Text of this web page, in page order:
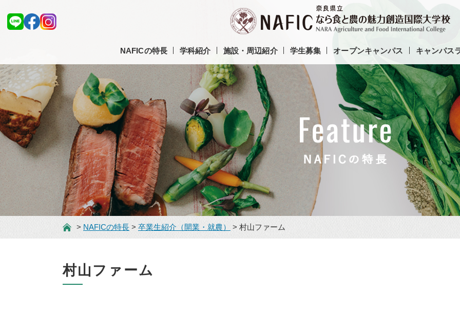
NAFICの特長 学科紹介 施設・周辺紹介 学生募集 オープンキャンパス キャンパス
> NAFICの特長 > 卒業生紹介（開業・就農） > 村山ファーム
村山ファーム